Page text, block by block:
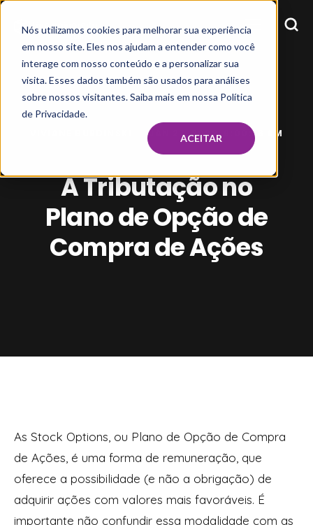
Nós utilizamos cookies para melhorar sua experiência
em nosso site. Eles nos ajudam a entender como você
interage com nosso conteúdo e a personalizar sua
visita. Esses dados também são usados para análises
sobre nossos visitantes. Saiba mais em nossa Política
de Privacidade.
ACEITAR
JAN 27, 2022, 9:00:58 AM
A Tributação no
Plano de Opção de
Compra de Ações
As Stock Options, ou Plano de Opção de Compra
de Ações, é uma forma de remuneração, que
oferece a possibilidade (e não a obrigação) de
adquirir ações com valores mais favoráveis. É
importante não confundir essa modalidade com as